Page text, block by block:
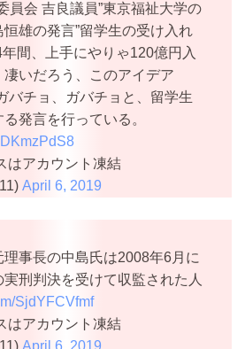
員会 吉良議員”東京福祉大学の
雄の発言”留学生の受け入れ
間、上手にやりゃ120億円入
凄いだろう、このアイデア
バチョ、ガバチョと、留学生
発言を行っている。
アカウント凍結
April 6, 2019
事長の中島氏は2008年6月に
刑判決を受けて収監された人
SjdYFCVfmf
アカウント凍結
April 6, 2019